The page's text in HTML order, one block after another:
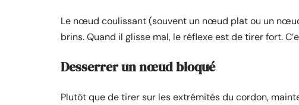
Le nœud coulissant (souvent un nœud plat ou un
brins. Quand il glisse mal, le réflexe est de tirer fort.
Desserrer un nœud bloqué
Plutôt que de tirer sur les extrémités du cordon,